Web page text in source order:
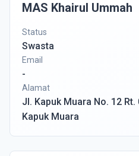
MAS Khairul Ummah
Status
Swasta
Email
-
Alamat
Jl. Kapuk Muara No. 12 Rt.
Kapuk Muara